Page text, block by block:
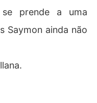
prende a uma
Saymon ainda não